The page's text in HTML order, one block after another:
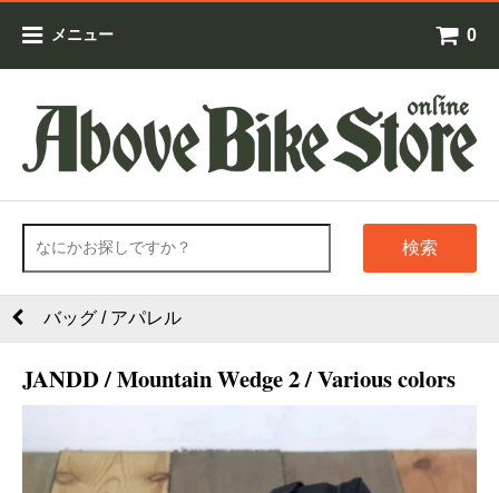
メニュー 0
検索
バッグ / アパレル
JANDD / Mountain Wedge 2 / Various colors